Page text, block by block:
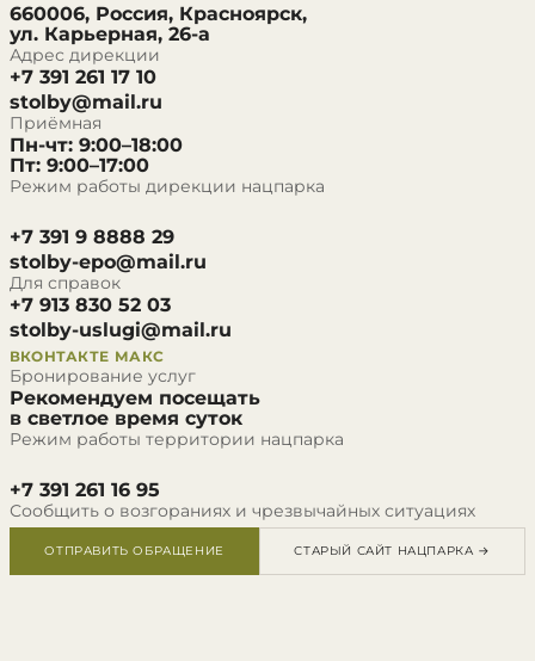
660006, Россия, Красноярск,
ул. Карьерная, 26-а
Адрес дирекции
+7 391 261 17 10
stolby@mail.ru
Приёмная
Пн-чт: 9:00–18:00
Пт: 9:00–17:00
Режим работы дирекции нацпарка
+7 391 9 8888 29
stolby-epo@mail.ru
Для справок
+7 913 830 52 03
stolby-uslugi@mail.ru
ВКОНТАКТЕ МАКС
Бронирование услуг
Рекомендуем посещать
в светлое время суток
Режим работы территории нацпарка
+7 391 261 16 95
Сообщить о возгораниях и чрезвычайных ситуациях
ОТПРАВИТЬ ОБРАЩЕНИЕ СТАРЫЙ САЙТ НАЦПАРКА →